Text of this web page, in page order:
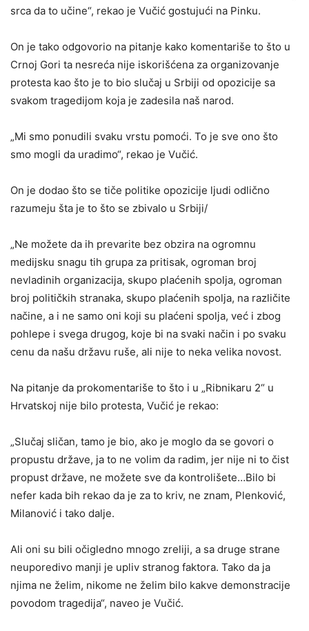
srca da to učine“, rekao je Vučić gostujući na Pinku.
On je tako odgovorio na pitanje kako komentariše to što u
Crnoj Gori ta nesreća nije iskorišćena za organizovanje
protesta kao što je to bio slučaj u Srbiji od opozicije sa
svakom tragedijom koja je zadesila naš narod.
„Mi smo ponudili svaku vrstu pomoći. To je sve ono što
smo mogli da uradimo“, rekao je Vučić.
On je dodao što se tiče politike opozicije ljudi odlično
razumeju šta je to što se zbivalo u Srbiji/
„Ne možete da ih prevarite bez obzira na ogromnu
medijsku snagu tih grupa za pritisak, ogroman broj
nevladinih organizacija, skupo plaćenih spolja, ogroman
broj političkih stranaka, skupo plaćenih spolja, na različite
načine, a i ne samo oni koji su plaćeni spolja, već i zbog
pohlepe i svega drugog, koje bi na svaki način i po svaku
cenu da našu državu ruše, ali nije to neka velika novost.
Na pitanje da prokomentariše to što i u „Ribnikaru 2“ u
Hrvatskoj nije bilo protesta, Vučić je rekao:
„Slučaj sličan, tamo je bio, ako je moglo da se govori o
propustu države, ja to ne volim da radim, jer nije ni to čist
propust države, ne možete sve da kontrolišete…Bilo bi
nefer kada bih rekao da je za to kriv, ne znam, Plenković,
Milanović i tako dalje.
Ali oni su bili očigledno mnogo zreliji, a sa druge strane
neuporedivo manji je upliv stranog faktora. Tako da ja
njima ne želim, nikome ne želim bilo kakve demonstracije
povodom tragedija“, naveo je Vučić.